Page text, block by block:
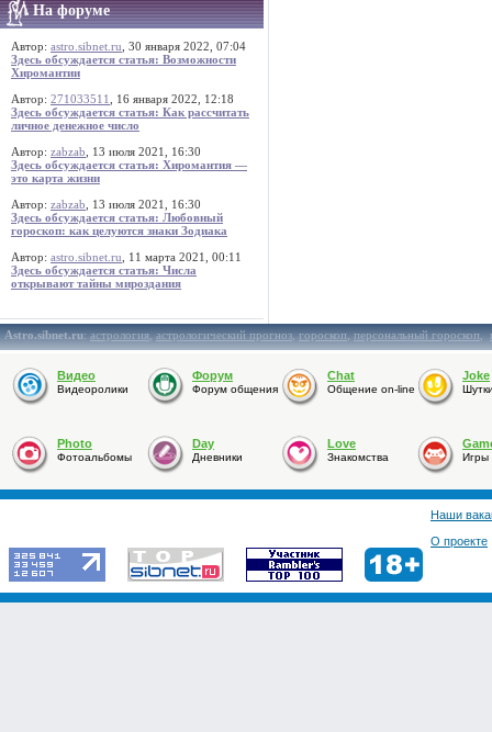
На форуме
Автор: astro.sibnet.ru , 30 января 2022, 07:04
Здесь обсуждается статья: Возможности
Хиромантии
Автор: 271033511
, 16 января 2022, 12:18
Здесь обсуждается статья: Как рассчитать
личное денежное число
Автор: zabzab , 13 июля 2021, 16:30
Здесь обсуждается статья: Хиромантия —
это карта жизни
Автор: zabzab , 13 июля 2021, 16:30
Здесь обсуждается статья: Любовный
гороскоп: как целуются знаки Зодиака
Автор: astro.sibnet.ru , 11 марта 2021, 00:11
Здесь обсуждается статья: Числа
открывают тайны мироздания
Astro.sibnet.ru:астрология,астрологический прогноз,гороскоп,персональный гороскоп,
Видео
Видеоролики
Форум
Форум общения
Chat
Общение on-line
Joke
Photo
Фотоальбомы
Day
Дневники
Love
Знакомства Игры
Наши
О проекте